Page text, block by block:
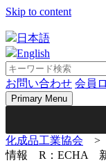
Skip to content
日本語
English
お問い合わせ 会員
Primary Menu
化成品工業協会 >
情報 R：ECHA 新